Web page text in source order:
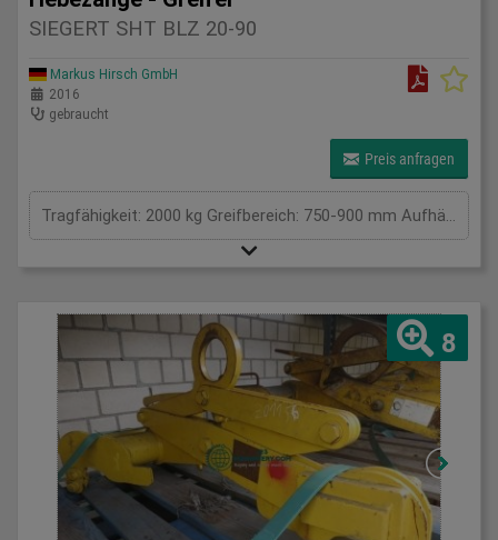
SIEGERT SHT BLZ 20-90
Markus Hirsch GmbH
2016
gebraucht
Preis anfragen
Tragfähigkeit: 2000 kg Greifbereich: 750-900 mm Aufhängung / Größe BxL: . 0 Eigengewicht: . kg Tragkraft: 2 t Spannweite: . mm Gesamtleistungsbedarf: . kW Maschinengewicht ca.: . t Raumbedarf ca.: . m
8